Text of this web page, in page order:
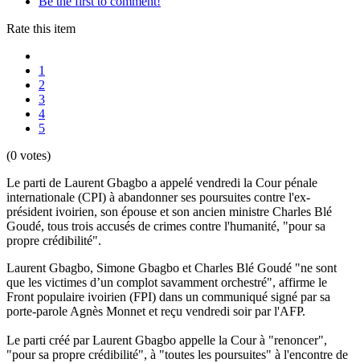
Rate this item
1
2
3
4
5
(0 votes)
Le parti de Laurent Gbagbo a appelé vendredi la Cour pénale
internationale (CPI) à abandonner ses poursuites contre l'ex-
président ivoirien, son épouse et son ancien ministre Charles Blé
Goudé, tous trois accusés de crimes contre l'humanité, "pour sa
propre crédibilité".
Laurent Gbagbo, Simone Gbagbo et Charles Blé Goudé "ne sont
que les victimes d’un complot savamment orchestré", affirme le
Front populaire ivoirien (FPI) dans un communiqué signé par sa
porte-parole Agnès Monnet et reçu vendredi soir par l'AFP.
Le parti créé par Laurent Gbagbo appelle la Cour à "renoncer",
"pour sa propre crédibilité", à "toutes les poursuites" à l'encontre de